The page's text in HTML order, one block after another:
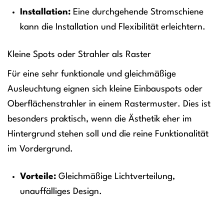
Installation:Eine durchgehende Stromschiene
kann die Installation und Flexibilität erleichtern.
Kleine Spots oder Strahler als Raster
Für eine sehr funktionale und gleichmäßige
Ausleuchtung eignen sich kleine Einbauspots oder
Oberflächenstrahler in einem Rastermuster. Dies ist
besonders praktisch, wenn die Ästhetik eher im
Hintergrund stehen soll und die reine Funktionalität
im Vordergrund.
Vorteile:Gleichmäßige Lichtverteilung,
unauffälliges Design.